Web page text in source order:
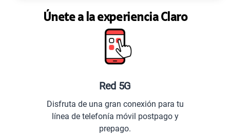
Únete a la experiencia Claro
Red 5G
Disfruta de una gran conexión para tu
línea de telefonía móvil postpago y
prepago.